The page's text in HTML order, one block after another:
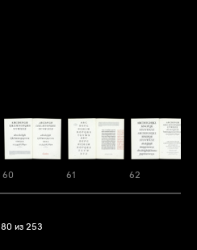
60 61 62
80 из 253